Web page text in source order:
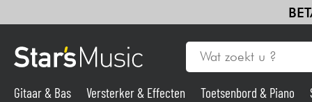
Gitaar & Bas Versterker & Effecten Toetsenbord & Piano